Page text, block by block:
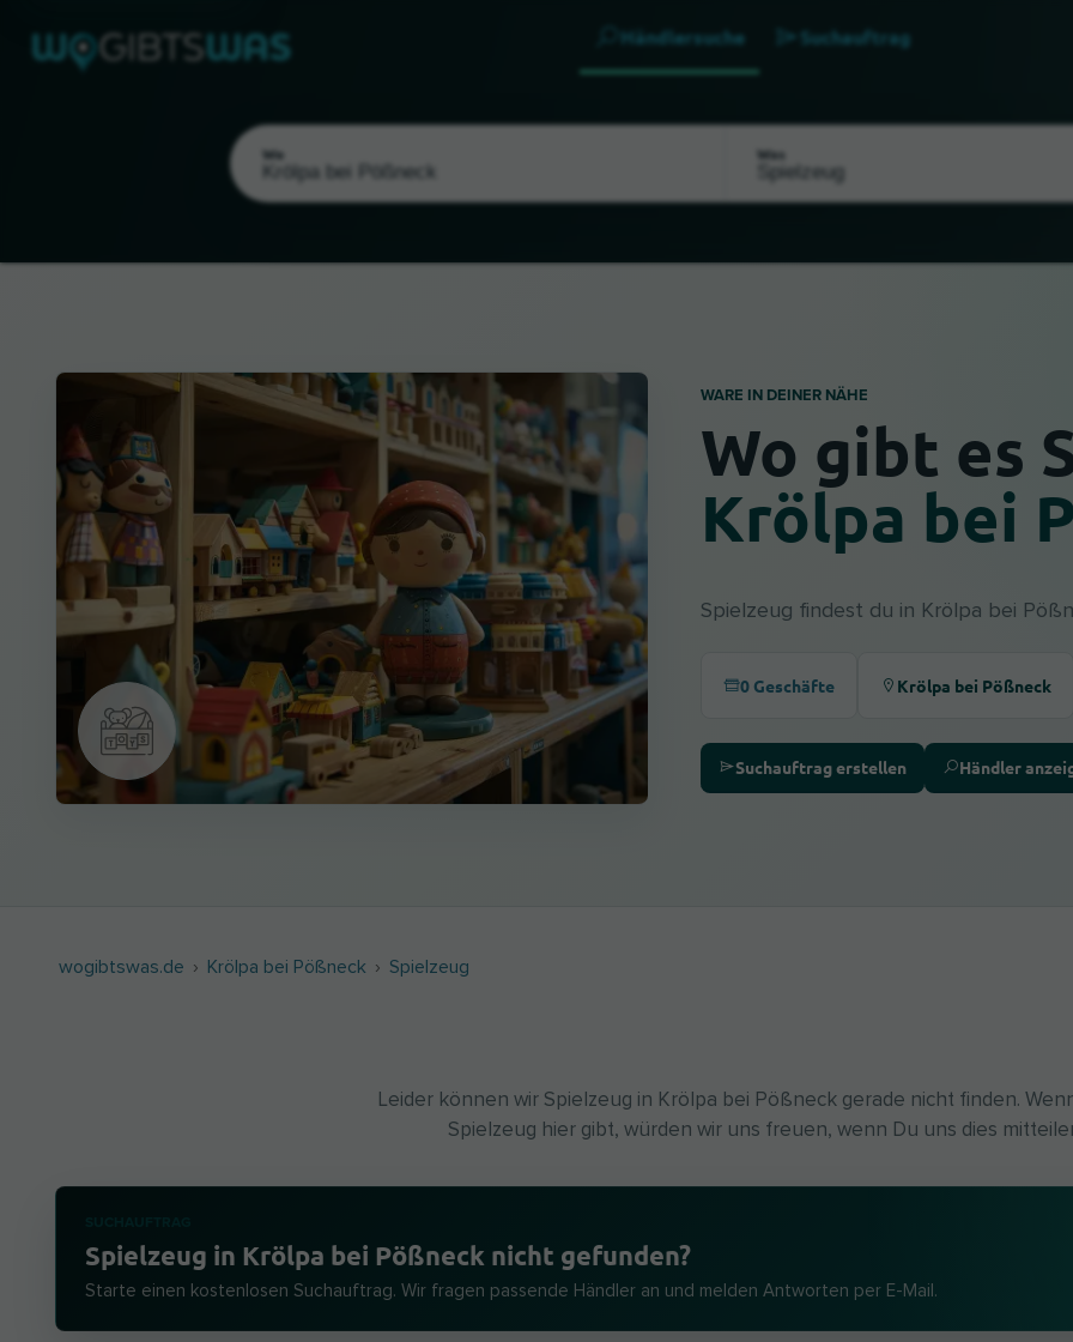
Händlersuche Suchauftrag
Wo Was
Als meinen Standort wählen WARE IN DEINER NÄHE
Wo gibt es
Krölpa bei
Spielzeug findest du in Krölpa bei
0 Geschäfte Krölpa bei Pößneck
Suchauftrag erstellen Händler
wogibtswas.de Krölpa bei Pößneck Spielzeug
Leider können wir Spielzeug in Krölpa bei Pößneck gerade nicht finden.
Spielzeug hier gibt, würden wir uns freuen, wenn Du uns dies
Spielzeug in Krölpa bei Pößneck nicht gefunden?
Starte einen kostenlosen Suchauftrag. Wir fragen passende Händler an und melden Antworten per E-Mail.